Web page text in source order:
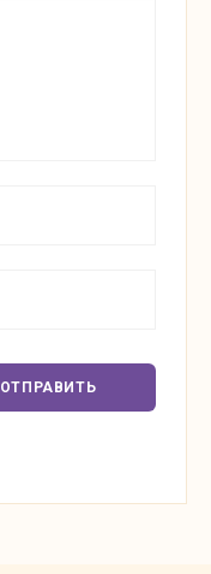
ОТПРАВИТЬ